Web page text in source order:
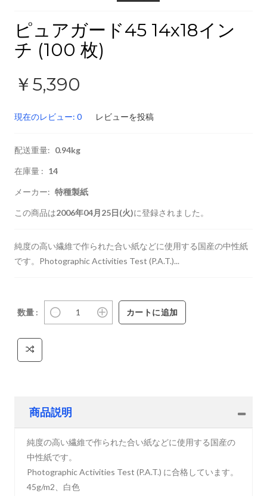
ピュアガード45 14x18イン
チ (100 枚)
￥5,390
現在のレビュー: 0 レビューを投稿
配送重量: 0.94kg
在庫量 : 14
メーカー: 特種製紙
この商品は2006年04月25日(火)に登録されました。
純度の高い繊維で作られた合い紙などに使用する国産の中性紙
です。Photographic Activities Test (P.A.T.)...
数量 :
商品説明
純度の高い繊維で作られた合い紙などに使用する国産の
中性紙です。
Photographic Activities Test (P.A.T.) に合格しています。
45g/m2、白色